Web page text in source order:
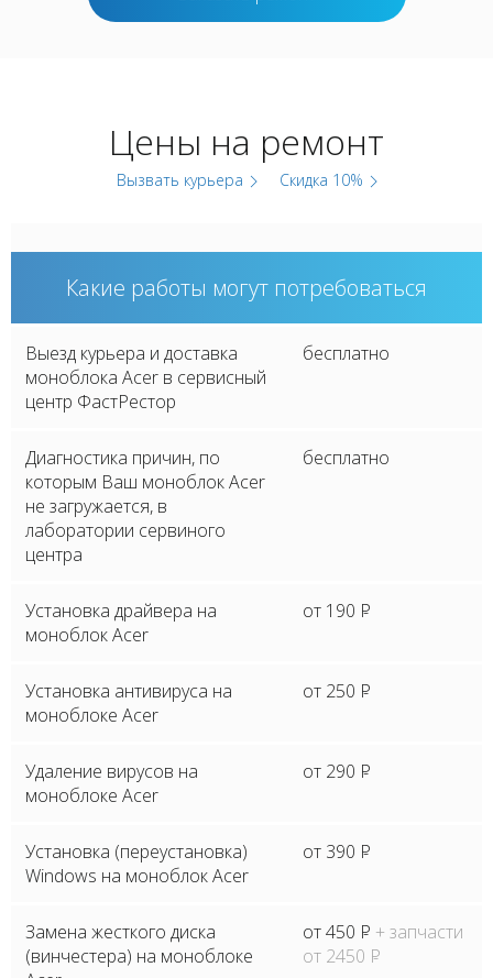
Цены на ремонт
Вызвать курьера Скидка 10%
Какие работы могут потребоваться
Выезд курьера и доставка
моноблока Acer в сервисный
центр ФастРестор
бесплатно
Диагностика причин, по
которым Ваш моноблок Acer
не загружается, в
лаборатории сервиного
центра
бесплатно
Установка драйвера на
моноблок Acer
от 190 P
Установка антивируса на
моноблоке Acer
от 250 P
Удаление вирусов на
моноблоке Acer
от 290 P
Установка (переустановка)
Windows на моноблок Acer
от 390 P
Замена жесткого диска
(винчестера) на моноблоке
от 450 P + запчасти
от 2450 P